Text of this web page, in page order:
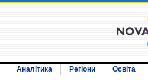
Аналітика Регіони
Освіта